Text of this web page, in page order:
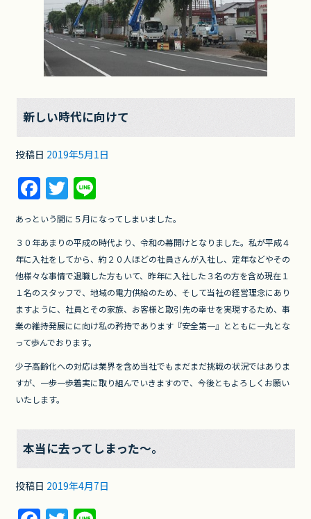
新しい時代に向けて
投稿日 2019年5月1日
F
a
c
e
b
o
o
k
T
w
itt
er
n
e
あっという間に５月になってしまいました。
３０年あまりの平成の時代より、令和の幕開けとなりました。私が平成４
年に入社をしてから、約２０人ほどの社員さんが入社し、定年などやその
他様々な事情で退職した方もいて、昨年に入社した３名の方を含め現在１
１名のスタッフで、地域の電力供給のため、そして当社の経営理念にあり
ますように、社員とその家族、お客様と取引先の幸せを実現するため、事
業の維持発展にに向け私の矜持であります『安全第一』とともに一丸とな
って歩んでおります。
少子高齢化への対応は業界を含め当社でもまだまだ挑戦の状況ではありま
すが、一歩一歩着実に取り組んでいきますので、今後ともよろしくお願い
いたします。
本当に去ってしまった～。
投稿日 2019年4月7日